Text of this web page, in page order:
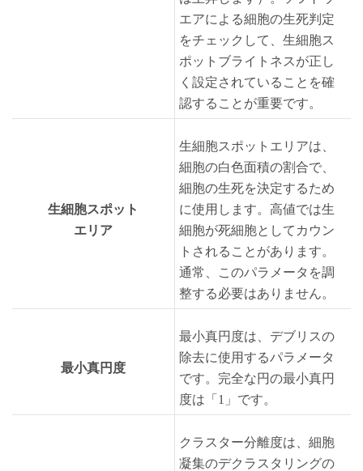
エアによる細胞の生死判定
をチェックして、生細胞ス
ポットブライトネスが正し
く設定されていることを確
認することが重要です。
生細胞スポット
エリア
生細胞スポットエリアは、
細胞の白色面積の割合で、
細胞の生死を決定するため
に使用します。高値では生
細胞が死細胞としてカウン
トされることがあります。
通常、このパラメータを調
整する必要はありません。
最小真円度
最小真円度は、デブリスの
除去に使用するパラメータ
です。完全な円の最小真円
度は「1」です。
クラスター分離度は、細胞
凝集のデクラスタリングの